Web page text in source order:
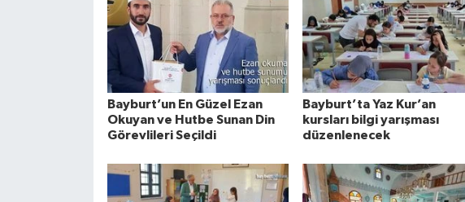
Bayburt’un En Güzel Ezan
Okuyan ve Hutbe Sunan Din
Görevlileri Seçildi
Bayburt’ta Yaz Kur’an
kursları bilgi yarışması
düzenlenecek